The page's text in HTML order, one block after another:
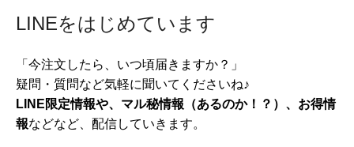
LINEをはじめています
「今注文したら、いつ頃届きますか？」
疑問・質問など気軽に聞いてくださいね♪
LINE限定情報や、マル秘情報（あるのか！？）、お得情
報などなど、配信していきます。